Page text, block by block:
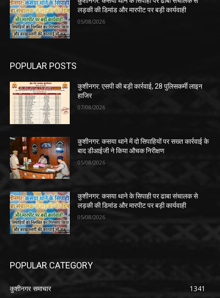
लड़की की डिमांड और मारपीट पर बड़ी कार्यवाही
05/08/2026
POPULAR POSTS
कुशीनगर: एसपी की बड़ी कार्रवाई, 28 पुलिसकर्मी लाइन
हाजिर
07/08/2026
कुशीनगर: कसया थाने में दो सिपाहियों पर सख्त कार्रवाई के
बाद डीआईजी ने किया औचक निरीक्षण
05/08/2026
कुशीनगर: कसया थाने के सिपाही पर ढाबा संचालक से
लड़की की डिमांड और मारपीट पर बड़ी कार्यवाही
05/08/2026
POPULAR CATEGORY
कुशीनगर समाचार
1341